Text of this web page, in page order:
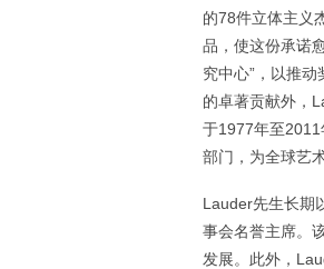
的78件立体主义
品，使这份承诺
究中心”，以推
的卓著贡献外，
于1977年至
部门，为全球艺
Lauder先生长期
事会名誉主席。
发展。此外，